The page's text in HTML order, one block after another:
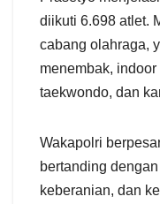
diikuti 6.698 atlet.
cabang olahraga,
menembak,
taekwondo, dan
Wakapolri
bertanding
keberanian, dan